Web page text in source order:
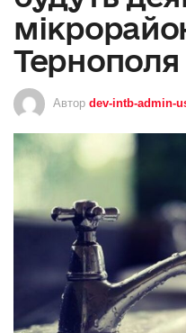
Тернополя
Автор dev-intb-admin-